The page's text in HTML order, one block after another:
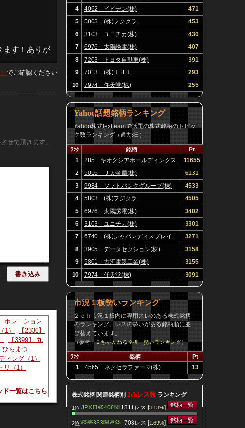
ます！ありが
だけだっ
でご確認ください
せて頂きます。
ポレーション
1）
【2330】
【3399】 丸
ひらまつ
ィング（1）
リ（1）
ド一覧はこちら
4
4062 イビデン(株)
471
5
5803 (株)フジクラ
453
6
3103 ユニチカ(株)
430
7
6976 太陽誘電(株)
407
8
7203 トヨタ自動車(株)
391
9
7013 (株)ＩＨＩ
293
10
7974 任天堂(株) 255
Yahoo話題銘柄ランキング
Yahoo株式textreamで話題の株式銘柄のトピッ
ク数ランキング（過去3日）
ﾗﾝｸ 銘柄
Pt
1
285 キオクシアホールディングス
(株)
11655
2
5016 ＪＸ金属(株)
6131
3
9984 ソフトバンクグループ(株)
4533
4
5803 (株)フジクラ
4505
5
6976 太陽誘電(株)
3402
6
3103 ユニチカ(株)
3301
7
6740 (株)ジャパンディスプレイ
3271
8
3905 データセクション(株)
3158
9
5801 古河電気工業(株)
3155
10
7974 任天堂(株) 3091
市況１板勢いランキング
２ｃｈ市況１板内に専用スレのある株式銘柄
のランキング。レスの勢いがある銘柄順に並
び替えています。
（参考：２ちゃんねる全板・勢いランキング）
ﾗﾝｸ 銘柄
Pt
1
4565 ネクセラファーマ(株) 13
株式銘柄 関連銘柄別 2chレス数 ランキング
1位 JPX日経400関
連銘柄
1311レス [3.13%] 銘柄一覧
2位 読売333関連銘 708レス [1.69%] 銘柄一覧